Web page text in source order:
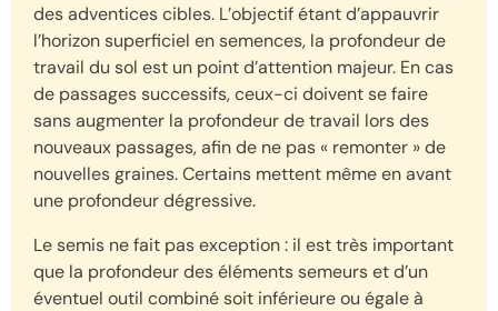
des adventices cibles. L’objectif étant d’appauvrir
l’horizon superficiel en semences, la profondeur de
travail du sol est un point d’attention majeur. En cas
de passages successifs, ceux-ci doivent se faire
sans augmenter la profondeur de travail lors des
nouveaux passages, afin de ne pas « remonter » de
nouvelles graines. Certains mettent même en avant
une profondeur dégressive.
Le semis ne fait pas exception : il est très important
que la profondeur des éléments semeurs et d’un
éventuel outil combiné soit inférieure ou égale à